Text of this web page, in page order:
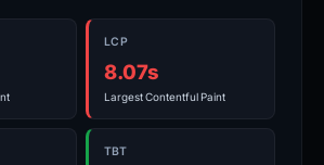
LCP
8.07s
Largest Contentful Paint
TBT